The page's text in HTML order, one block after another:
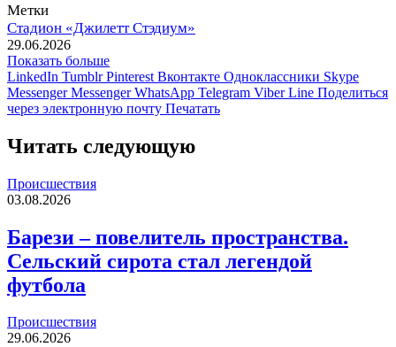
Метки
Стадион «Джилетт Стэдиум»
29.06.2026
Показать больше
LinkedIn Tumblr Pinterest Вконтакте Одноклассники Skype
Messenger Messenger WhatsApp Telegram Viber Line Поделиться
через электронную почту Печатать
Читать следующую
Происшествия
03.08.2026
Барези – повелитель пространства.
Сельский сирота стал легендой
футбола
Происшествия
29.06.2026